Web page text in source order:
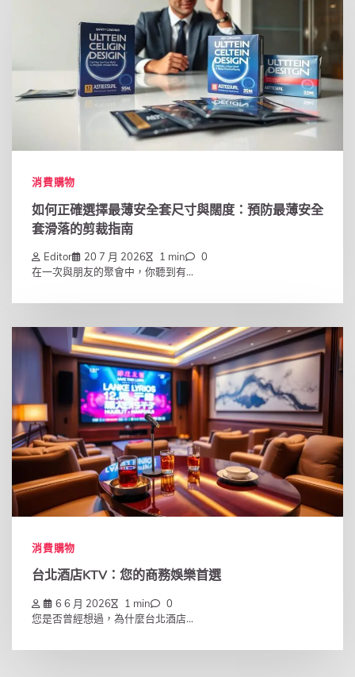
消費購物
如何正確選擇最薄安全套尺寸與闊度：預防最薄安全
套滑落的剪裁指南
Editor 20 7 月 2026 1 min
0
在一次與朋友的聚會中，你聽到有...
消費購物
台北酒店KTV：您的商務娛樂首選
6 6 月 2026 1 min
0
您是否曾經想過，為什麼台北酒店...